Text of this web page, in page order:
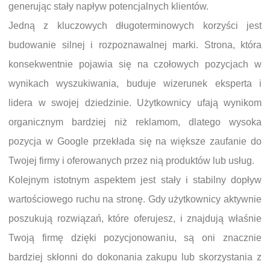
generując stały napływ potencjalnych klientów.
Jedną z kluczowych długoterminowych korzyści jest
budowanie silnej i rozpoznawalnej marki. Strona, która
konsekwentnie pojawia się na czołowych pozycjach w
wynikach wyszukiwania, buduje wizerunek eksperta i
lidera w swojej dziedzinie. Użytkownicy ufają wynikom
organicznym bardziej niż reklamom, dlatego wysoka
pozycja w Google przekłada się na większe zaufanie do
Twojej firmy i oferowanych przez nią produktów lub usług.
Kolejnym istotnym aspektem jest stały i stabilny dopływ
wartościowego ruchu na stronę. Gdy użytkownicy aktywnie
poszukują rozwiązań, które oferujesz, i znajdują właśnie
Twoją firmę dzięki pozycjonowaniu, są oni znacznie
bardziej skłonni do dokonania zakupu lub skorzystania z